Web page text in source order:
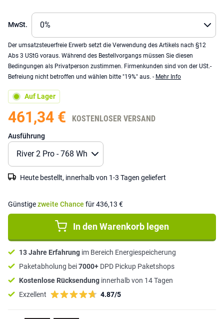
MwSt.
Der umsatzsteuerfreie Erwerb setzt die Verwendung des Artikels nach §12
Abs 3 UStG voraus. Während des Bestellvorgangs müssen Sie diesen
Bedingungen als Privatperson zustimmen. Firmenkunden sind von der USt.-
Befreiung nicht betroffen und wählen bitte "19%" aus. - Mehr Info
Auf Lager
461,34 € KOSTENLOSER VERSAND
Ausführung
Heute bestellt, innerhalb von 1-3 Tagen geliefert
Günstigezweite Chance für 436,13 €
In den Warenkorb legen
13 Jahre Erfahrung im Bereich Energiespeicherung
Paketabholung bei7000+ DPD Pickup Paketshops
Kostenlose Rücksendung innerhalb von 14 Tagen
Exzellent
4.87/5